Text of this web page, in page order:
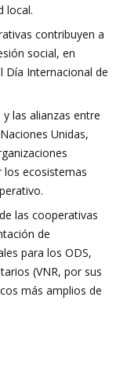
local.
contribuyen a
social, en
Día Internacional de
las alianzas entre
Unidas,
ecosistemas
las cooperativas
de
para los ODS,
(VNR, por sus
más amplios de